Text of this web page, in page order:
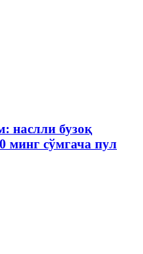
наслли бузоқ
минг сўмгача пул